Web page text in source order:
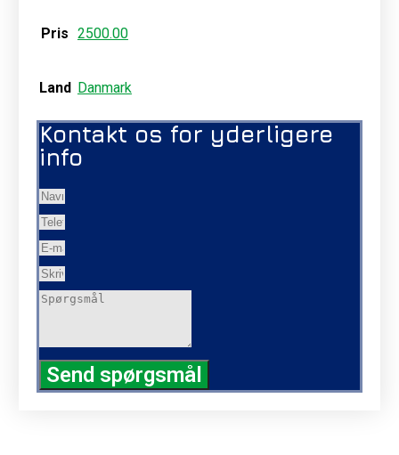
Pris 2500.00
Land Danmark
Kontakt os for yderligere
info
Send spørgsmål